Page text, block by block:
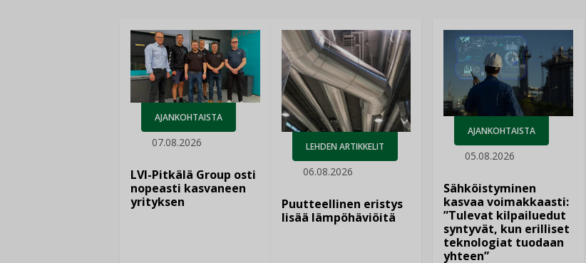
AJANKOHTAISTA
07.08.2026
LVI-Pitkälä Group osti
nopeasti kasvaneen
yrityksen
LEHDEN ARTIKKELIT
06.08.2026
Puutteellinen eristys
lisää lämpöhäviöitä
AJANKOHTAISTA
05.08.2026
Sähköistyminen
kasvaa voimakkaasti:
”Tulevat kilpailuedut
syntyvät, kun erilliset
teknologiat tuodaan
yhteen”